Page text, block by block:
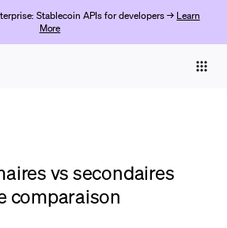
Stablecoin APIs for developers → Learn
More
vs secondaires
comparaison